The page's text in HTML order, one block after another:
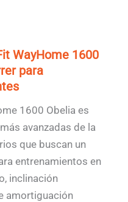
WayHome 1600
para
1600 Obelia es
avanzadas de la
que buscan un
entrenamientos en
inclinación
amortiguación